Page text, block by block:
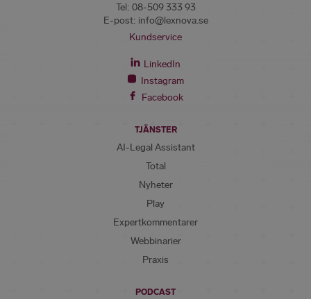
Tel: 08-509 333 93
E-post: info@lexnova.se
Kundservice
LinkedIn
Instagram
Facebook
TJÄNSTER
AI-Legal Assistant
Total
Nyheter
Play
Expertkommentarer
Webbinarier
Praxis
PODCAST